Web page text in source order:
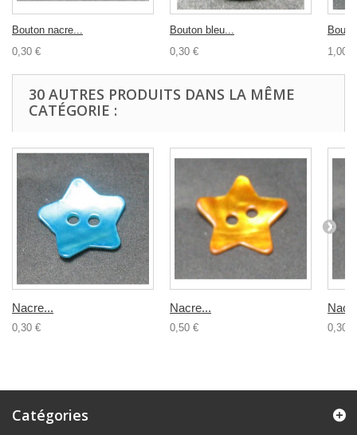
Bouton nacre...
0,30 €
Bouton bleu...
0,30 €
1,00 €
30 AUTRES PRODUITS DANS LA MÊME
CATÉGORIE :
Nacre...
0,30 €
Nacre...
0,50 € 0,30 €
Catégories